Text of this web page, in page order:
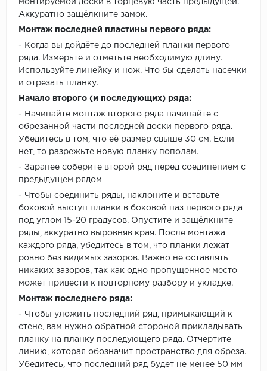
монтируемой доски в торцевую часть предыдущей.
Аккуратно защёлкните замок.
Монтаж последней пластины первого ряда:
- Когда вы дойдёте до последней планки первого
ряда. Измерьте и отметьте необходимую длину.
Используйте линейку и нож. Что бы сделать насечки
и отрезать планку.
Начало второго (и последующих) ряда:
- Начинайте монтаж второго ряда начинайте с
обрезанной части последней доски первого ряда.
Убедитесь в том, что её размер свыше 30 см. Если
нет, то разрежьте новую планку пополам.
- Заранее соберите второй ряд перед соединением с
предыдущем рядом
- Чтобы соединить ряды, наклоните и вставьте
боковой выступ планки в боковой паз первого ряда
под углом 15-20 градусов. Опустите и защёлкните
ряды, аккуратно выровняв края. После монтажа
каждого ряда, убедитесь в том, что планки лежат
ровно без видимых зазоров. Важно не оставлять
никаких зазоров, так как одно пропущенное место
может привести к повторному разбору и укладке.
Монтаж последнего ряда:
- Чтобы уложить последний ряд, примыкающий к
стене, вам нужно обратной стороной прикладывать
планку на планку последующего ряда. Отчертите
линию, которая обозначит пространство для обреза.
Убедитесь, что последний ряд будет не менее 50 мм